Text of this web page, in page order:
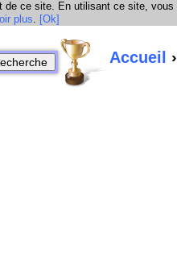
de ce site. En utilisant ce site, vous
plus. [Ok]
Accueil